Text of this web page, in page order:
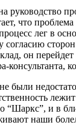
руководство
что
лег в
согласию
он
были
и в
наши